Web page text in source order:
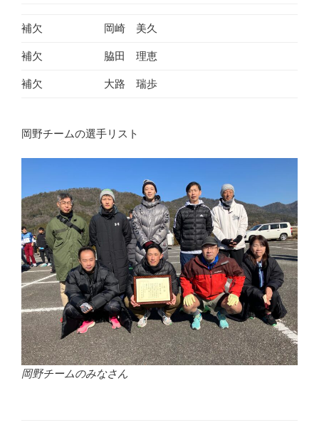
補欠 岡崎 美久
補欠 脇田 理恵
補欠 大路 瑞歩
岡野チームの選手リスト
岡野チームのみなさん